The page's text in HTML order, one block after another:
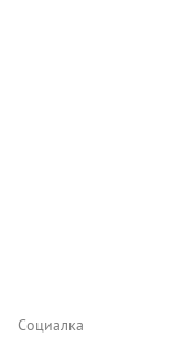
Социалка